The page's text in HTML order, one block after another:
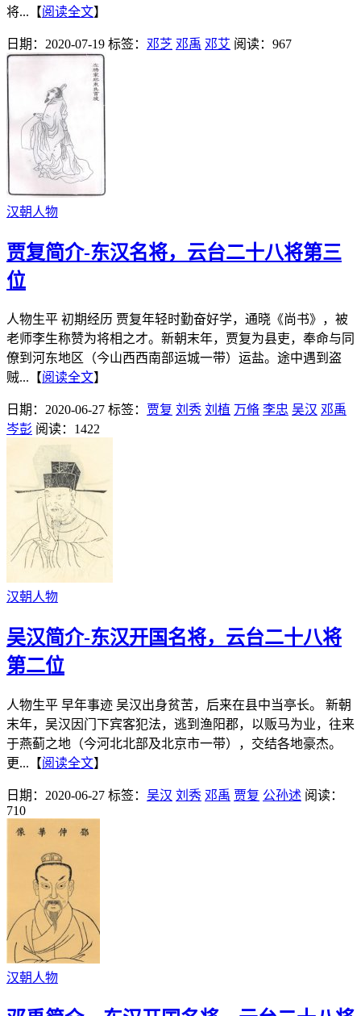
将...【阅读全文】
日期：2020-07-19 标签： 邓芝 邓禹 邓艾 阅读：967
汉朝人物
贾复简介-东汉名将，云台二十八将第三
位
人物生平 初期经历 贾复年轻时勤奋好学，通晓《尚书》，被
老师李生称赞为将相之才。新朝末年，贾复为县吏，奉命与同
僚到河东地区（今山西西南部运城一带）运盐。途中遇到盗
贼...【阅读全文】
日期：2020-06-27 标签： 贾复 刘秀 刘植 万脩 李忠 吴汉 邓禹
岑彭 阅读：1422
汉朝人物
吴汉简介-东汉开国名将，云台二十八将
第二位
人物生平 早年事迹 吴汉出身贫苦，后来在县中当亭长。 新朝
末年，吴汉因门下宾客犯法，逃到渔阳郡，以贩马为业，往来
于燕蓟之地（今河北北部及北京市一带），交结各地豪杰。
更...【阅读全文】
日期：2020-06-27 标签： 吴汉 刘秀 邓禹 贾复 公孙述 阅读：
710
汉朝人物